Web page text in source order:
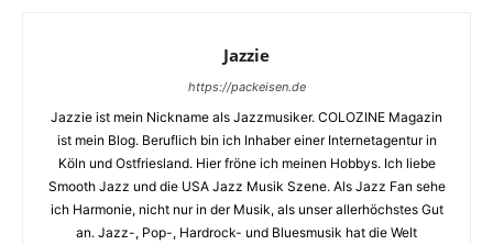
Jazzie
https://packeisen.de
Jazzie ist mein Nickname als Jazzmusiker. COLOZINE Magazin
ist mein Blog. Beruflich bin ich Inhaber einer Internetagentur in
Köln und Ostfriesland. Hier fröne ich meinen Hobbys. Ich liebe
Smooth Jazz und die USA Jazz Musik Szene. Als Jazz Fan sehe
ich Harmonie, nicht nur in der Musik, als unser allerhöchstes Gut
an. Jazz-, Pop-, Hardrock- und Bluesmusik hat die Welt